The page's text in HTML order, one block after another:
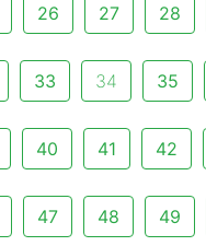
26 27 28
33 34 35
40 41 42
47 48 49